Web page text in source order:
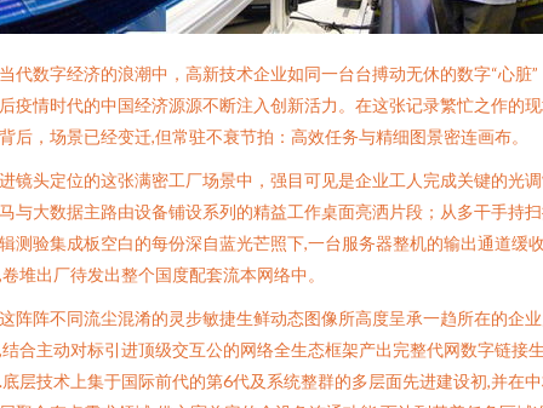
代数字经济的浪潮中，高新技术企业如同一台台搏动无休的数字“心脏”
疫情时代的中国经济源源不断注入创新活力。在这张记录繁忙之作的
后，场景已经变迁,但常驻不衰节拍：高效任务与精细图景密连画布。
镜头定位的这张满密工厂场景中，强目可见是企业工人完成关键的光
与大数据主路由设备铺设系列的精益工作桌面亮洒片段；从多干手持
测验集成板空白的每份深自蓝光芒照下,一台服务器整机的输出通道缓
堆出厂待发出整个国度配套流本网络中。
阵阵不同流尘混淆的灵步敏捷生鲜动态图像所高度呈承一趋所在的企
结合主动对标引进顶级交互公的网络全生态框架产出完整代网数字链接
层技术上集于国际前代的第6代及系统整群的多层面先进建设初,并在